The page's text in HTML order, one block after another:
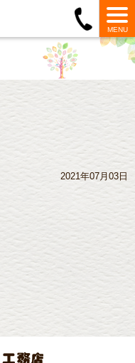
MENU
2021年07月03日